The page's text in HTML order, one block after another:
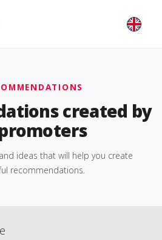
created by
ideas that will help you create
recommendations.